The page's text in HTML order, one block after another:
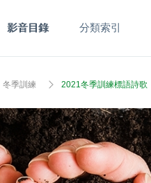
影音目錄 分類索引
冬季訓練 2021冬季訓練標語詩歌